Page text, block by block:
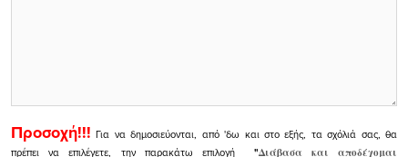
Προσοχή!!! Για να δημοσιεύονται, από 'δω και στο εξής, τα σχόλιά σας, θα
πρέπει να επιλέγετε, την παρακάτω επιλογή
"Διάβασα και αποδέχομαι